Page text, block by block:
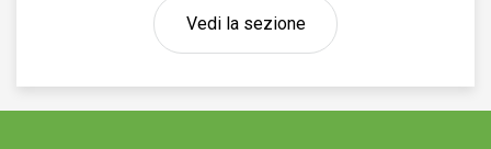
Vedi la sezione